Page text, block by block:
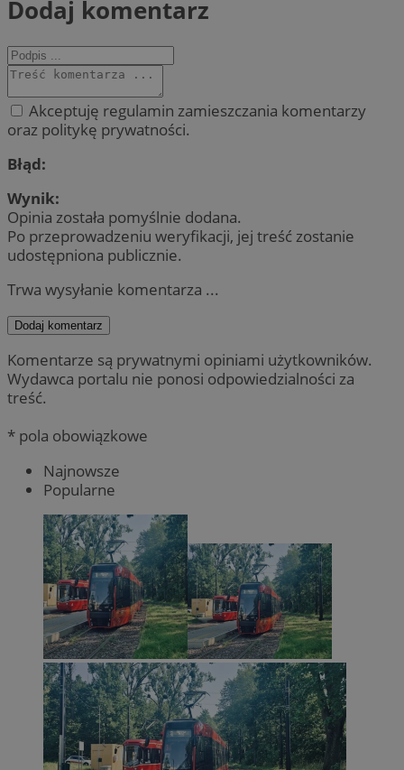
Dodaj komentarz
Akceptuję regulamin zamieszczania komentarzy
oraz politykę prywatności.
Błąd:
Wynik:
Opinia została pomyślnie dodana.
Po przeprowadzeniu weryfikacji, jej treść zostanie
udostępniona publicznie.
Trwa wysyłanie komentarza ...
Dodaj komentarz
Komentarze są prywatnymi opiniami użytkowników.
Wydawca portalu nie ponosi odpowiedzialności za
treść.
* pola obowiązkowe
Najnowsze
Popularne